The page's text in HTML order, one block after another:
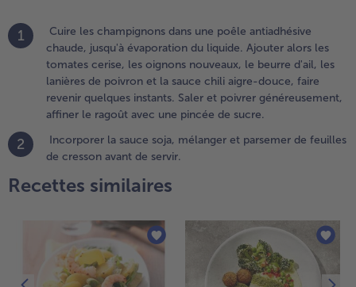
1
Cuire les champignons dans une poêle antiadhésive
chaude, jusqu'à évaporation du liquide. Ajouter alors les
tomates cerise, les oignons nouveaux, le beurre d'ail, les
lanières de poivron et la sauce chili aigre-douce, faire
revenir quelques instants. Saler et poivrer généreusement,
affiner le ragoût avec une pincée de sucre.
2
Incorporer la sauce soja, mélanger et parsemer de feuilles
de cresson avant de servir.
Recettes similaires